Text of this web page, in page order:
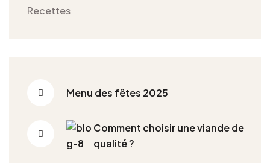
Recettes
Menu des fêtes 2025
Comment choisir une viande de
qualité ?